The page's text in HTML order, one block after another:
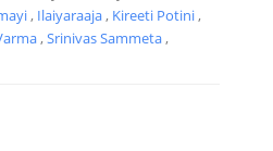
, Ilaiyaraaja, Kireeti Potini,
,Srinivas Sammeta,